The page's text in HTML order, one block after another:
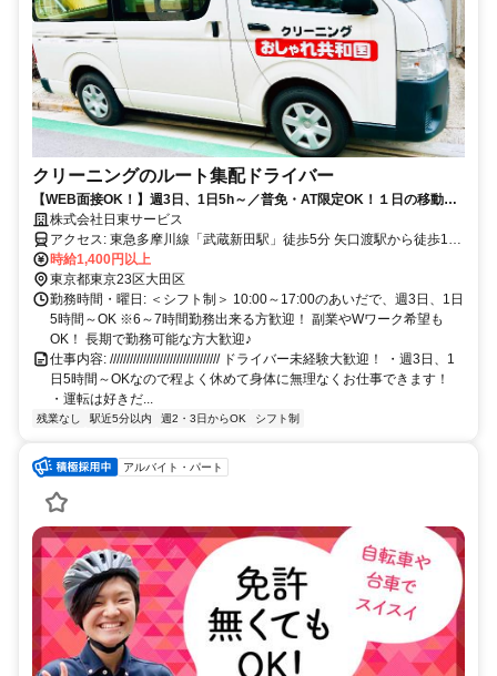
クリーニングのルート集配ドライバー
【WEB面接OK！】週3日、1日5h～／普免・AT限定OK！１日の移動距
離約30㎞／運転時間は長くて4h！未経験大歓迎！休憩室あり！冷蔵庫、
電子レンジも完備してます。
株式会社日東サービス
アクセス: 東急多摩川線「武蔵新田駅」徒歩5分 矢口渡駅から徒歩14
分 東急多摩川線「下丸子駅」徒歩12分、車4分 南武線、横須賀線、
湘南新宿ライン「武蔵小杉駅」車で5分 東急多摩川線「千鳥町駅」車
6分 南武線「平間駅」車9分 京浜東北線「蒲田駅」車13分 横須賀線
「新川崎駅」車13分 南武線「鹿島田駅」車13分 京浜急行電鉄本線
「京急蒲田駅」車15分 南武線「武蔵中原駅」車18分 東横線・目黒線
「元住吉駅」車18分 京浜東北線「大森駅」車21分 ※自転車通勤
OK！
時給1,400円以上
東京都東京23区大田区
勤務時間・曜日: ＜シフト制＞ 10:00～17:00のあいだで、週3日、1日
5時間～OK ※6～7時間勤務出来る方歓迎！ 副業やWワーク希望も
OK！ 長期で勤務可能な方大歓迎♪
仕事内容: ///////////////////////////////// ドライバー未経験大歓迎！ ・週3日、1
日5時間～OKなので程よく休めて身体に無理なくお仕事できます！
・運転は好きだ...
残業なし 駅近5分以内 週2・3日からOK シフト制
アルバイト・パート